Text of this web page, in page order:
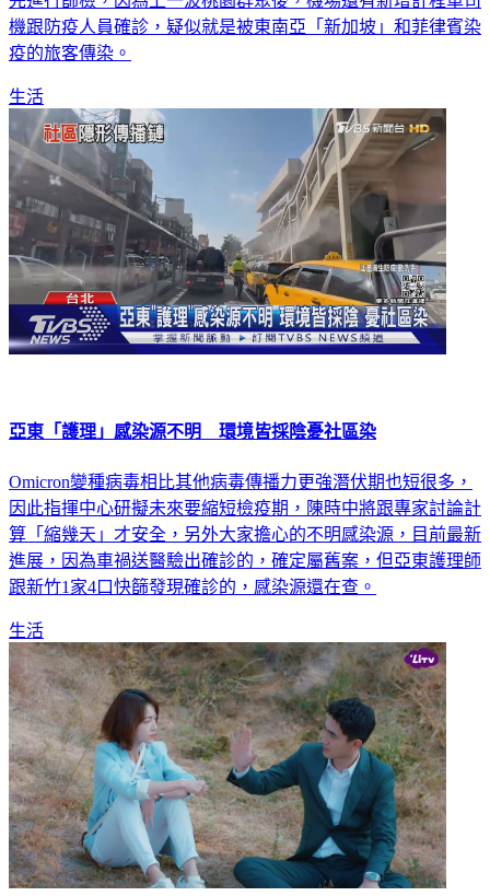
機跟防疫人員確診，疑似就是被東南亞「新加坡」和菲律賓染
疫的旅客傳染。
生活
亞東「護理」感染源不明 環境皆採陰憂社區染
Omicron變種病毒相比其他病毒傳播力更強潛伏期也短很多，
因此指揮中心研擬未來要縮短檢疫期，陳時中將跟專家討論計
算「縮幾天」才安全，另外大家擔心的不明感染源，目前最新
進展，因為車禍送醫驗出確診的，確定屬舊案，但亞東護理師
跟新竹1家4口快篩發現確診的，感染源還在查。
生活